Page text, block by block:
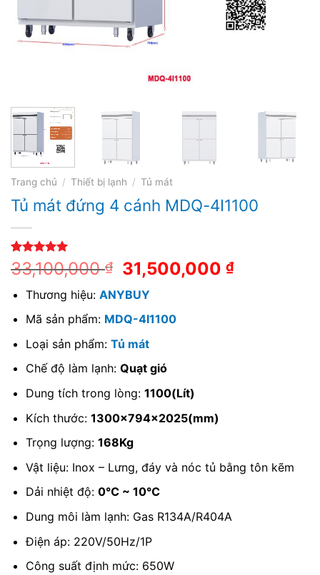
Trang chủ / Thiết bị lạnh / Tủ mát
Tủ mát đứng 4 cánh MDQ-4I1100
5.00 trên 5
dựa trên
1
33,100,000₫ 31,500,000₫
Thương hiệu: ANYBUY
Mã sản phẩm: MDQ-4I1100
Loại sản phẩm: Tủ mát
Chế độ làm lạnh: Quạt gió
Dung tích trong lòng: 1100(Lít)
Kích thước: 1300x794x2025(mm)
Trọng lượng: 168Kg
Vật liệu: Inox – Lưng, đáy và nóc tủ bằng tôn kẽm
Dải nhiệt độ: 0℃ ~ 10℃
Dung môi làm lạnh: Gas R134A/R404A
Điện áp: 220V/50Hz/1P
Công suất định mức: 650W